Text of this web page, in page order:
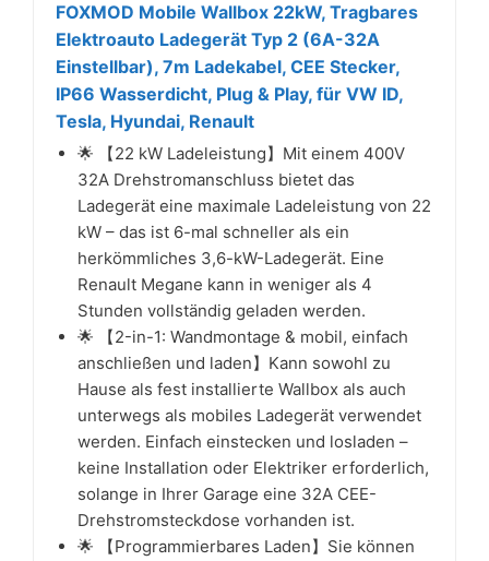
FOXMOD Mobile Wallbox 22kW, Tragbares
Elektroauto Ladegerät Typ 2 (6A-32A
Einstellbar), 7m Ladekabel, CEE Stecker,
IP66 Wasserdicht, Plug & Play, für VW ID,
Tesla, Hyundai, Renault
🌟 【22 kW Ladeleistung】Mit einem 400V
32A Drehstromanschluss bietet das
Ladegerät eine maximale Ladeleistung von 22
kW – das ist 6-mal schneller als ein
herkömmliches 3,6-kW-Ladegerät. Eine
Renault Megane kann in weniger als 4
Stunden vollständig geladen werden.
🌟 【2-in-1: Wandmontage & mobil, einfach
anschließen und laden】Kann sowohl zu
Hause als fest installierte Wallbox als auch
unterwegs als mobiles Ladegerät verwendet
werden. Einfach einstecken und losladen –
keine Installation oder Elektriker erforderlich,
solange in Ihrer Garage eine 32A CEE-
Drehstromsteckdose vorhanden ist.
🌟 【Programmierbares Laden】Sie können